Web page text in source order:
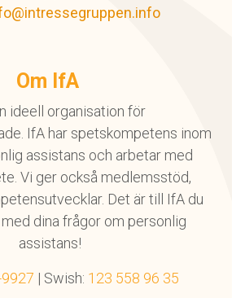
Om IfA
ideell organisation för
IfA har spetskompetens inom
assistans och arbetar med
Vi ger också medlemsstöd,
Det är till IfA du
dina frågor om personlig
assistans!
| Swish: 123 558 96 35